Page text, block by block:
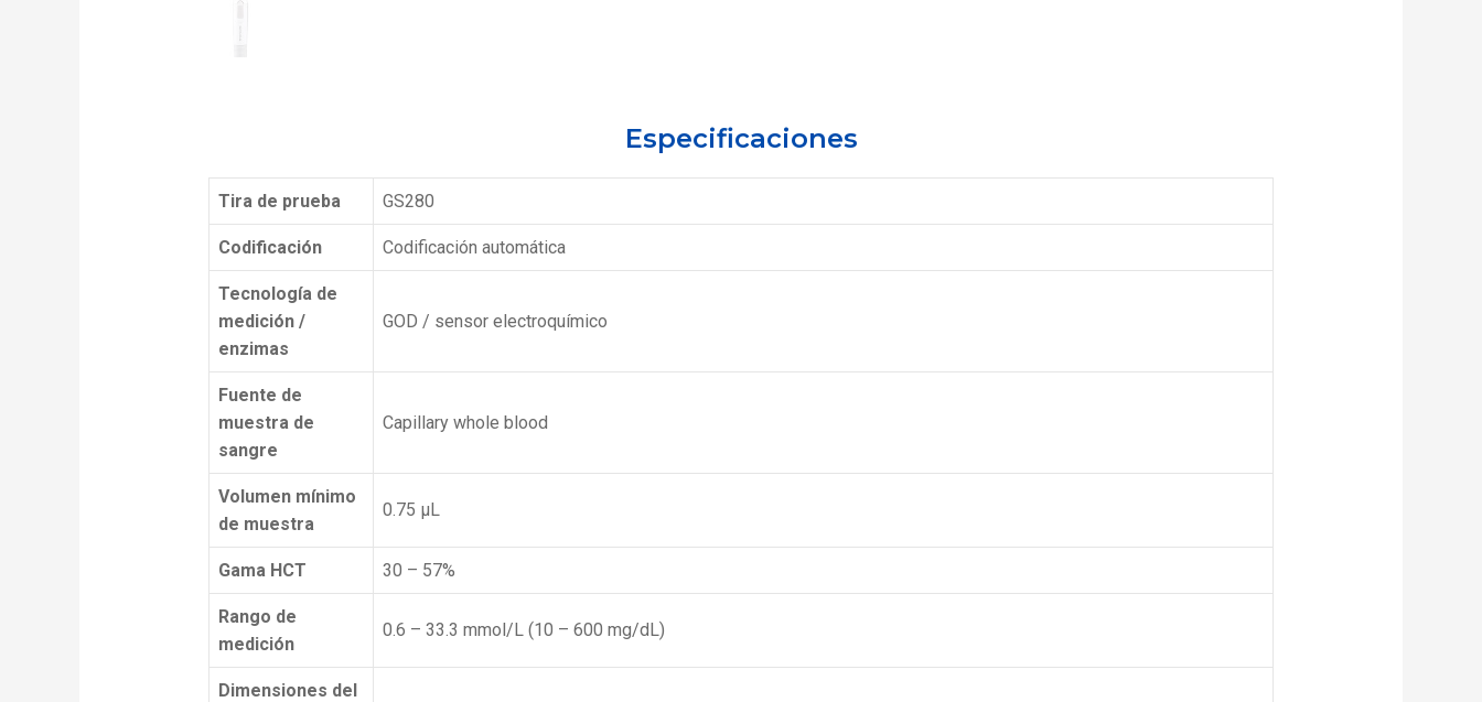
Especificaciones
Tira de prueba GS280
Codificación Codificación automática
Tecnología de
medición /
enzimas
GOD / sensor electroquímico
Fuente de
muestra de
sangre
Capillary whole blood
Volumen mínimo
de muestra
0.75 µL
Gama HCT 30 – 57%
Rango de
medición
0.6 – 33.3 mmol/L (10 – 600 mg/dL)
Dimensiones del